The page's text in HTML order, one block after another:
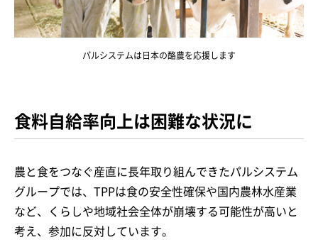
パルシステムは日本の酪農を応援します
食料自給率向上は困難な状況に
農と食をつなぐ産直に長年取り組んできたパルシステム
グループでは、TPPは食の安全性確保や国内農林水産業
など、くらしや地域社会全体が崩壊する可能性が高いと
考え、参加に反対しています。